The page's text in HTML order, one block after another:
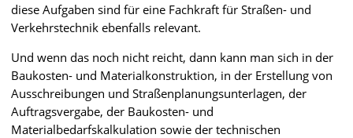
diese Aufgaben sind für eine Fachkraft für Straßen- und
Verkehrstechnik ebenfalls relevant.
Und wenn das noch nicht reicht, dann kann man sich in der
Baukosten- und Materialkonstruktion, in der Erstellung von
Ausschreibungen und Straßenplanungsunterlagen, der
Auftragsvergabe, der Baukosten- und
Materialbedarfskalkulation sowie der technischen